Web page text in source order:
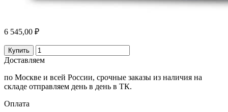
6 545,00 ₽
Купить
Доставляем
по Москве и всей России, срочные заказы из наличия на
складе отправляем день в день в ТК.
Оплата